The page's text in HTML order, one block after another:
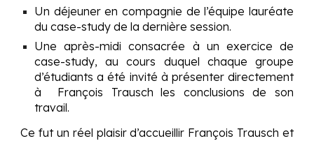
Un déjeuner en compagnie de l’équipe lauréate
du case-study de la dernière session.
Une après-midi consacrée à un exercice de
case-study, au cours duquel chaque groupe
d’étudiants a été invité à présenter directement
à
François Trausch les conclusions de son
travail.
Ce fut un réel plaisir d’accueillir François Trausch et